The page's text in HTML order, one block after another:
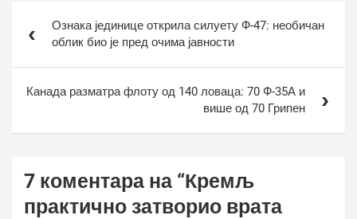
чланкаОзнака јединице открила силуету Ф-47: необичан
облик био је пред очима јавности
Канада разматра флоту од 140 ловаца: 70 Ф-35А и
више од 70 Грипен
7 коментара на “Кремљ
практично затворио врата